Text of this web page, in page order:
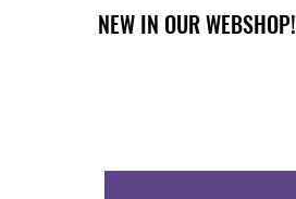
NEW IN OUR WEBSHOP!